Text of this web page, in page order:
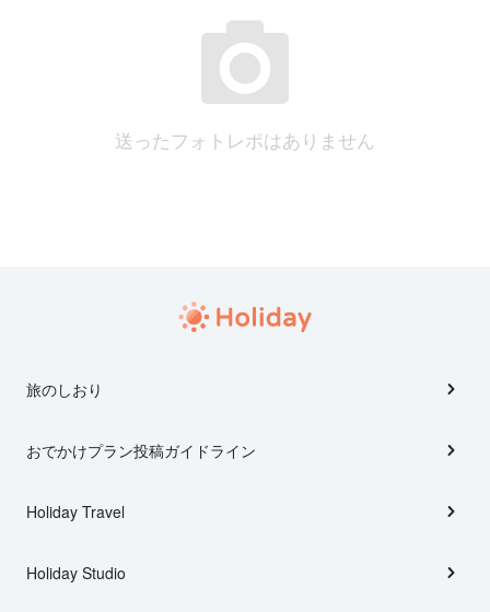
送ったフォトレポはありません
旅のしおり
おでかけプラン投稿ガイドライン
Holiday Travel
Holiday Studio